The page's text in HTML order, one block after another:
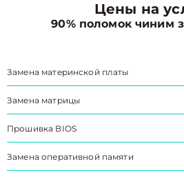
Цены на
90% поломок чиним
Замена материнской платы
Замена матрицы
Прошивка BIOS
Замена оперативной памяти